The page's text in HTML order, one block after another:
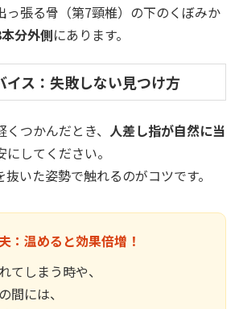
っ張る骨（第7頸椎）の下のくぼみか
分外側にあります。
イス：失敗しない見つけ方
つかんだとき、 人差し指が自然に当
にしてください。
いた姿勢で触れるのがコツです。
：温めると効果倍増！
てしまう時や、
間には、